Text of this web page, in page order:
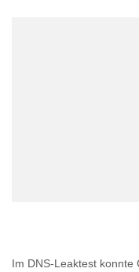
Im DNS-Leaktest konnte